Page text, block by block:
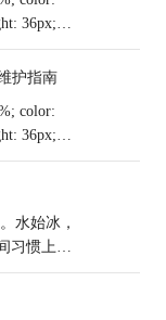
护指南
惯上把
今日起我
时锻炼，